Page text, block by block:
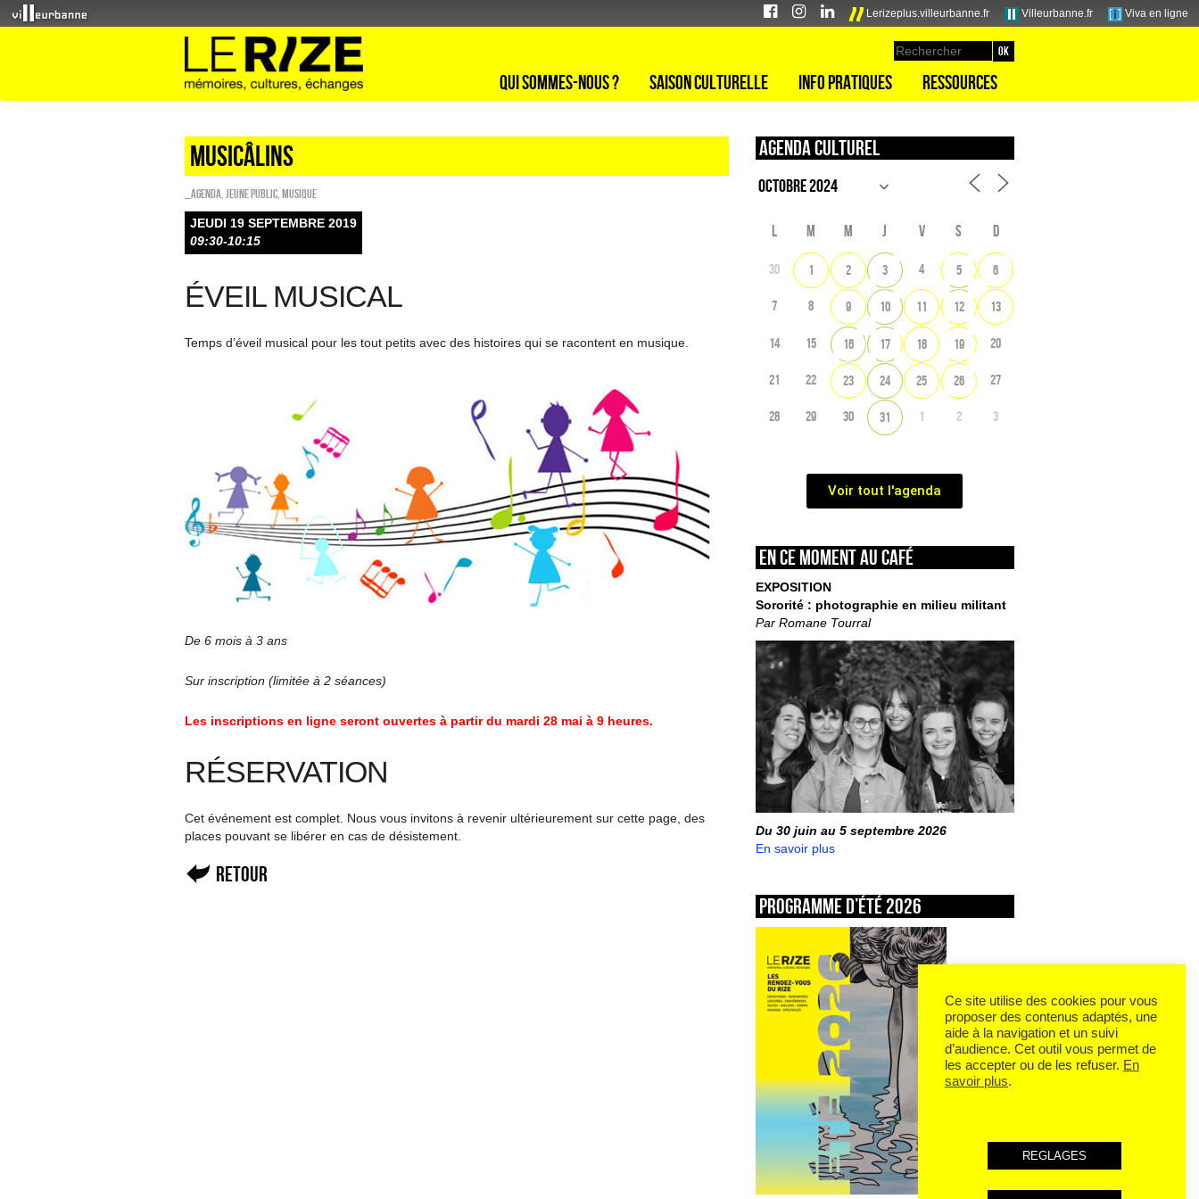
Lerizeplus.villeurbanne.fr Villeurbanne.fr Viva en ligne
Qui sommes-nous ? Saison culturelle Info pratiques Ressources
Musicâlins
_Agenda Jeune public Musique
JEUDI 19 SEPTEMBRE 2019
09:30-10:15
ÉVEIL MUSICAL
Temps d’éveil musical pour les tout petits avec des histoires qui se racontent en musique.
De 6 mois à 3 ans
Sur inscription (limitée à 2 séances)
Les inscriptions en ligne seront ouvertes à partir du mardi 28 mai à 9 heures.
RÉSERVATION
Cet événement est complet. Nous vous invitons à revenir ultérieurement sur cette page, des
places pouvant se libérer en cas de désistement.
Retour
Agenda culturel
L M M J V S D
30 1 2 3 4 5 6
7 8 9 10 11 12 13
14 15 16 17 18 19 20
21 22 23 24 25 26 27
28 29 30 31 1 2 3
Voir tout l'agenda
En ce moment au café
EXPOSITION
Sororité : photographie en milieu militant
Par Romane Tourral
Du 30 juin au 5 septembre 2026
En savoir plus
Programme d’été 2026
Ce site utilise des cookies pour vous
proposer des contenus adaptés, une
aide à la navigation et un suivi
d’audience. Cet outil vous permet de
les accepter ou de les refuser. En
savoir plus.
REGLAGES